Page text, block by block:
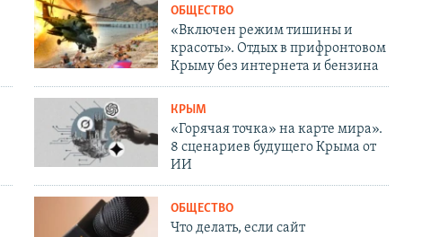
ОБЩЕСТВО
«Включен режим тишины и
красоты». Отдых в прифронтовом
Крыму без интернета и бензина
КРЫМ
«Горячая точка» на карте мира».
8 сценариев будущего Крыма от
ИИ
ОБЩЕСТВО
Что делать, если сайт